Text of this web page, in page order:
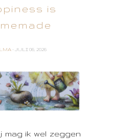
is
- JULI 06, 2026
mag ik wel zeggen